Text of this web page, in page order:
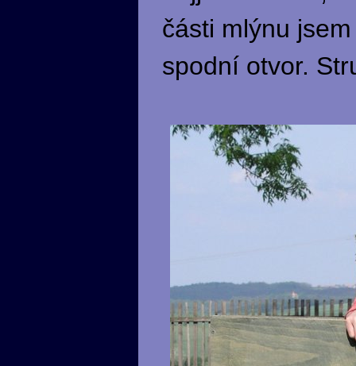
části mlýnu
spodní otvor.